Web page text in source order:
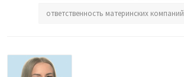
ответственность материнских компаний